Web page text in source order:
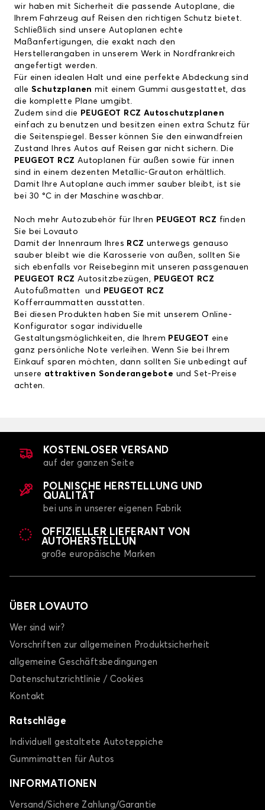
wir haben mit Sicherheit die passende Autoplane, die
Ihrem Fahrzeug auf Reisen den richtigen Schutz bietet.
Schließlich sind unsere Autoplanen echte
Maßanfertigungen, die exakt nach den
Herstellerangaben in unserem Werk in Nordfrankreich
angefertigt werden.
Für einen idealen Halt und eine perfekte Abdeckung sind
alle Schutzplanen mit einem Gummi ausgestattet, das
die komplette Plane umgibt.
Zudem sind die PEUGEOT RCZ Autoschutzplanen
einfach zu benutzen und besitzen einen extra Schutz für
die Seitenspiegel. Besser können Sie den einwandfreien
Zustand Ihres Autos auf Reisen gar nicht sichern. Die
PEUGEOT RCZ Autoplanen für außen sowie für innen
sind in einem dezenten Metallic-Grauton erhältlich.
Damit Ihre Autoplane auch immer sauber bleibt, ist sie
bei 30 °C in der Maschine waschbar.
Noch mehr Autozubehör für Ihren PEUGEOT RCZ finden
Sie bei Lovauto
Damit der Innenraum Ihres RCZunterwegs genauso
sauber bleibt wie die Karosserie von außen, sollten Sie
sich ebenfalls vor Reisebeginn mit unseren passgenauen
PEUGEOT RCZ Autositzbezügen, PEUGEOT RCZ
Autofußmatten und
PEUGEOT RCZ
Kofferraummatten ausstatten.
Bei diesen Produkten haben Sie mit unserem Online-
Konfigurator sogar individuelle
Gestaltungsmöglichkeiten, die Ihrem PEUGEOT eine
ganz persönliche Note verleihen. Wenn Sie bei Ihrem
Einkauf sparen möchten, dann sollten Sie unbedingt auf
unsere attraktiven Sonderangebote und Set-Preise
achten.
KOSTENLOSER VERSAND
auf der ganzen Seite
POLNISCHE HERSTELLUNG UND
QUALITÄT
bei uns in unserer eigenen Fabrik
OFFIZIELLER LIEFERANT VON
AUTOHERSTELLUN
große europäische Marken
ÜBER LOVAUTO
Wer sind wir?
Vorschriften zur allgemeinen Produktsicherheit
allgemeine Geschäftsbedingungen
Datenschutzrichtlinie / Cookies
Kontakt
Ratschläge
Individuell gestaltete Autoteppiche
Gummimatten für Autos
INFORMATIONEN
Versand/Sichere Zahlung/Garantie